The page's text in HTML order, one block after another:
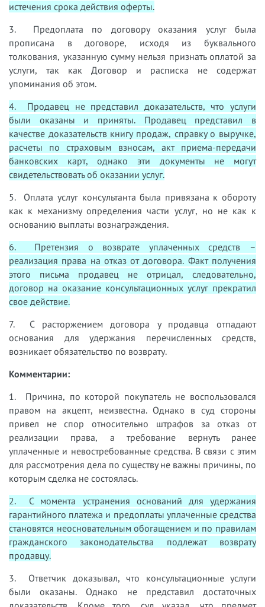
истечения срока действия оферты.
3. Предоплата по договору оказания услуг была
прописана в договоре, исходя из буквального
толкования, указанную сумму нельзя признать оплатой за
услуги, так как Договор и расписка не содержат
упоминания об этом.
4. Продавец не представил доказательств, что услуги
были оказаны и приняты. Продавец представил в
качестве доказательств книгу продаж, справку о выручке,
расчеты по страховым взносам, акт приема-передачи
банковских карт, однако эти документы не могут
свидетельствовать об оказании услуг.
5. Оплата услуг консультанта была привязана к обороту
как к механизму определения части услуг, но не как к
основанию выплаты вознаграждения.
6. Претензия о возврате уплаченных средств –
реализация права на отказ от договора. Факт получения
этого письма продавец не отрицал, следовательно,
договор на оказание консультационных услуг прекратил
свое действие.
7. С расторжением договора у продавца отпадают
основания для удержания перечисленных средств,
возникает обязательство по возврату.
Комментарии:
1. Причина, по которой покупатель не воспользовался
правом на акцепт, неизвестна. Однако в суд стороны
привел не спор относительно штрафов за отказ от
реализации права, а требование вернуть ранее
уплаченные и невостребованные средства. В связи с этим
для рассмотрения дела по существу не важны причины, по
которым сделка не состоялась.
2. С момента устранения оснований для удержания
гарантийного платежа и предоплаты уплаченные средства
становятся неосновательным обогащением и по правилам
гражданского законодательства подлежат возврату
продавцу.
3. Ответчик доказывал, что консультационные услуги
были оказаны. Однако не представил достаточных